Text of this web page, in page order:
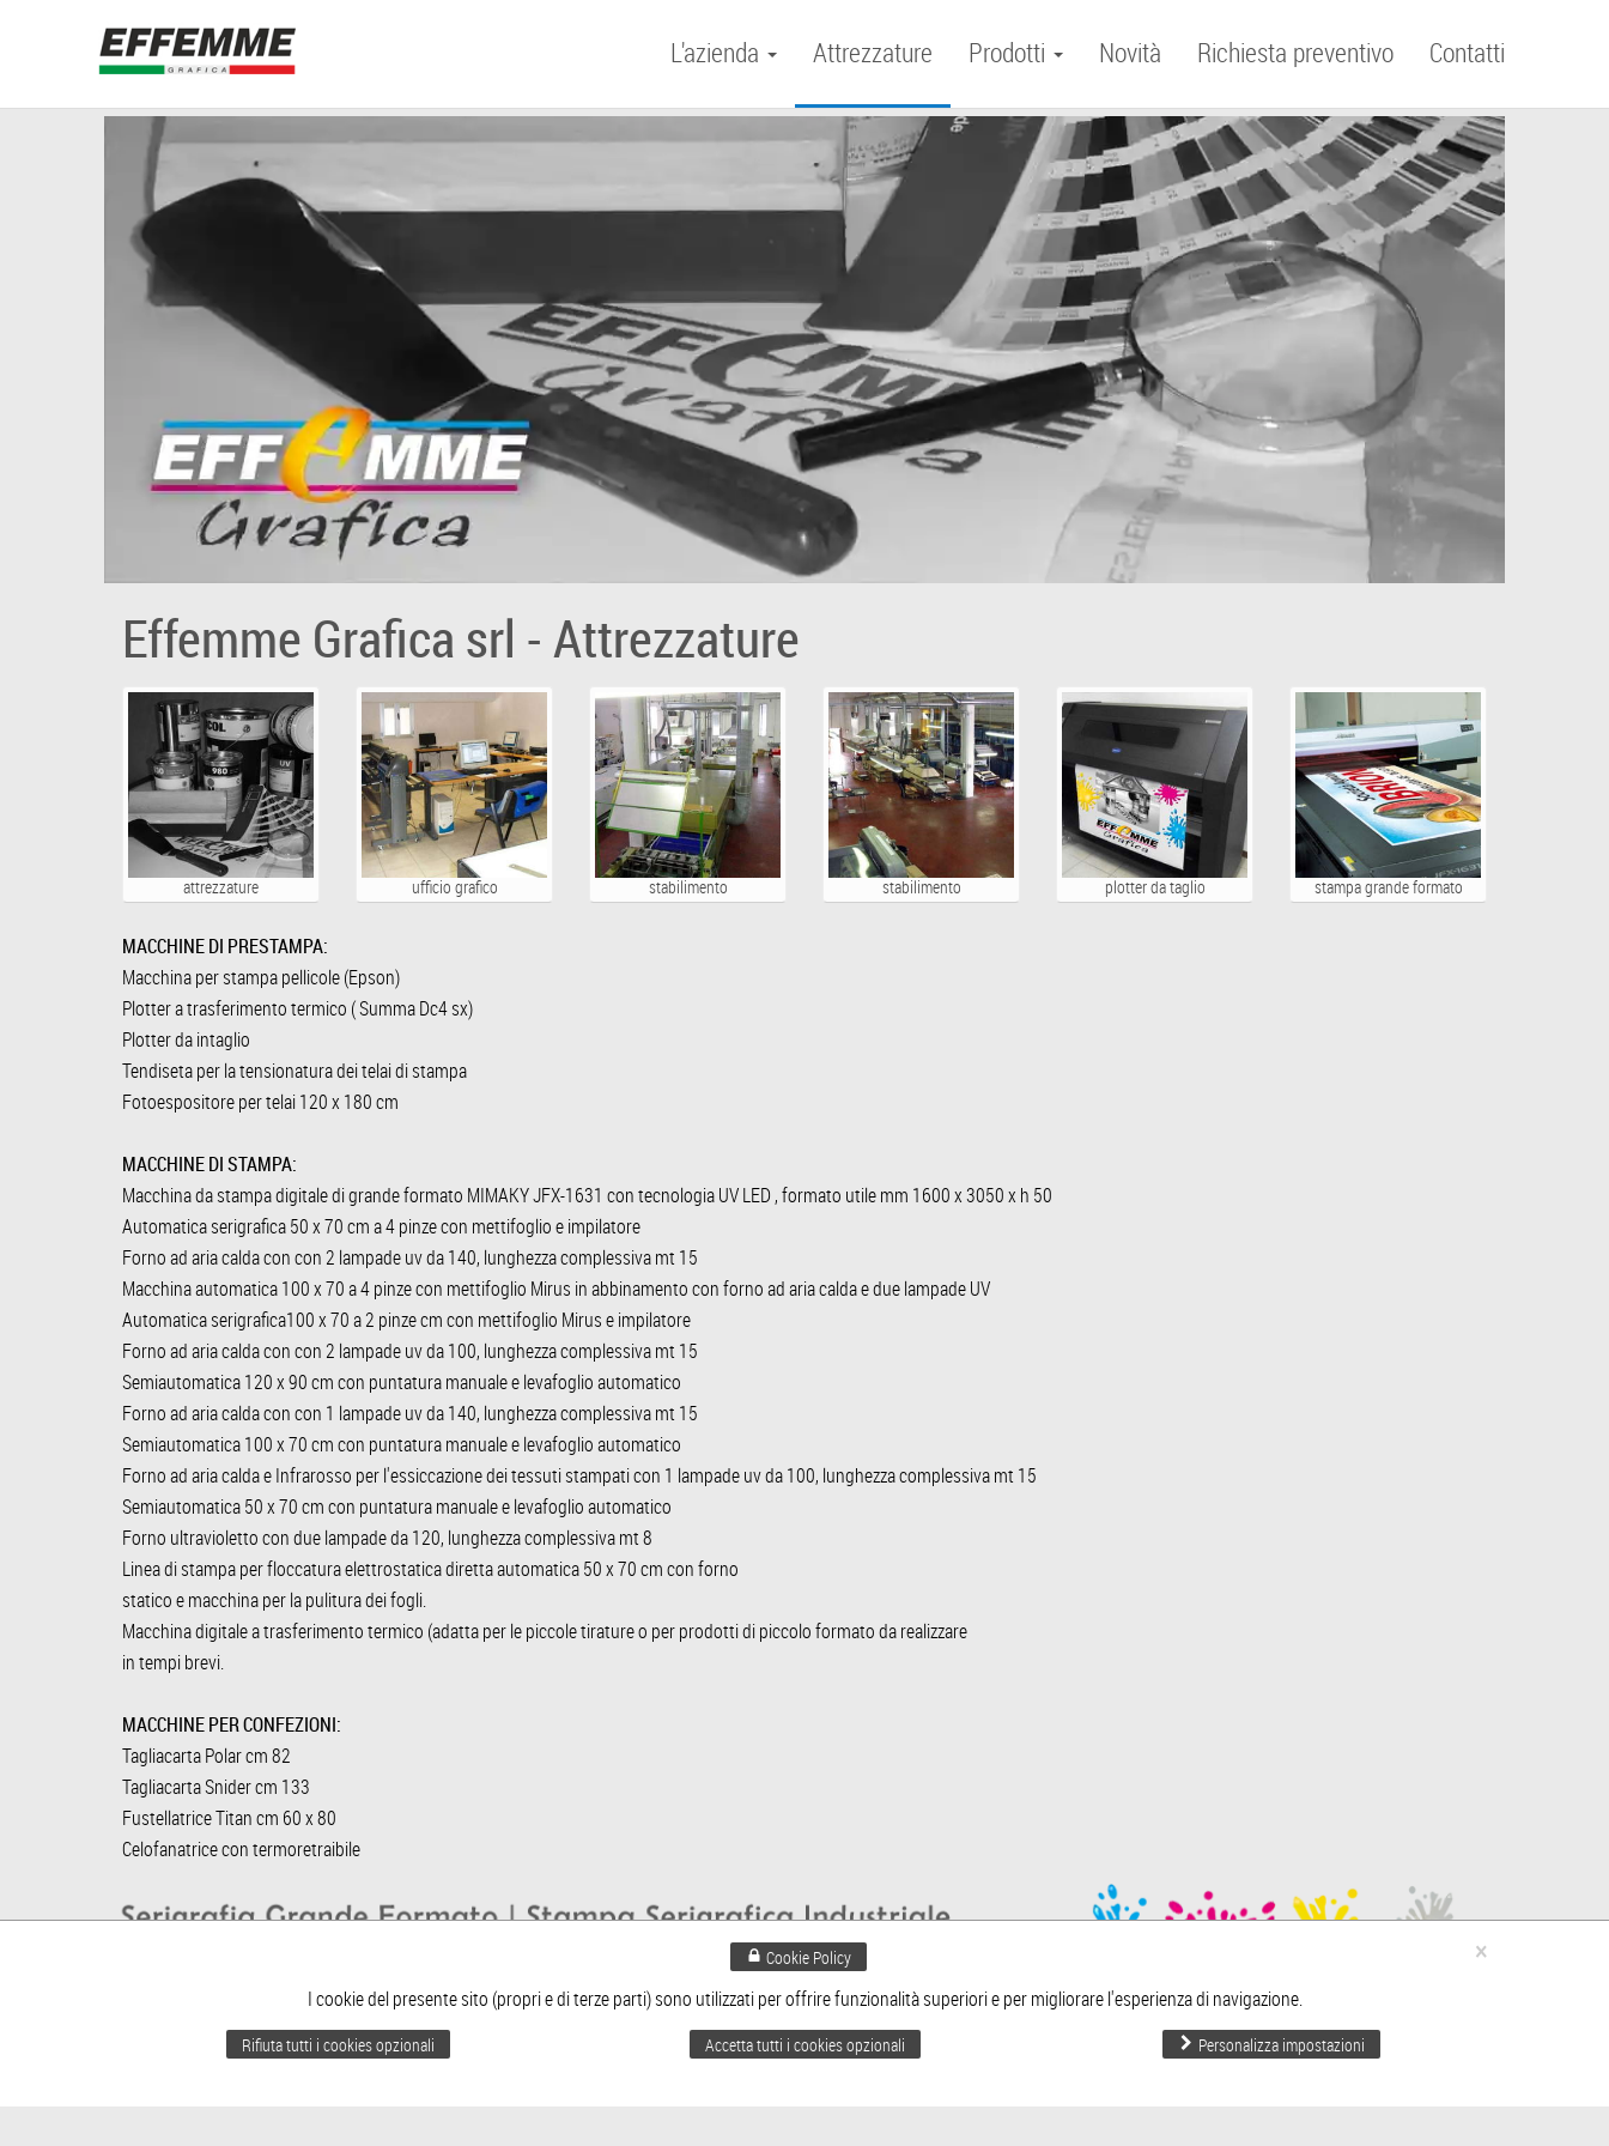
L'azienda Attrezzature Prodotti Novità Richiesta preventivo Contatti
Effemme Grafica srl - Attrezzature
attrezzature ufficio grafico stabilimento stabilimento plotter da taglio stampa grande formato
MACCHINE DI PRESTAMPA:
Macchina per stampa pellicole (Epson)
Plotter a trasferimento termico ( Summa Dc4 sx)
Plotter da intaglio
Tendiseta per la tensionatura dei telai di stampa
Fotoespositore per telai 120 x 180 cm
MACCHINE DI STAMPA:
Macchina da stampa digitale di grande formato MIMAKY JFX-1631 con tecnologia UV LED , formato utile mm 1600 x 3050 x h 50
Automatica serigrafica 50 x 70 cm a 4 pinze con mettifoglio e impilatore
Forno ad aria calda con con 2 lampade uv da 140, lunghezza complessiva mt 15
Macchina automatica 100 x 70 a 4 pinze con mettifoglio Mirus in abbinamento con forno ad aria calda e due lampade UV
Automatica serigrafica100 x 70 a 2 pinze cm con mettifoglio Mirus e impilatore
Forno ad aria calda con con 2 lampade uv da 100, lunghezza complessiva mt 15
Semiautomatica 120 x 90 cm con puntatura manuale e levafoglio automatico
Forno ad aria calda con con 1 lampade uv da 140, lunghezza complessiva mt 15
Semiautomatica 100 x 70 cm con puntatura manuale e levafoglio automatico
Forno ad aria calda e Infrarosso per l'essiccazione dei tessuti stampati con 1 lampade uv da 100, lunghezza complessiva mt 15
Semiautomatica 50 x 70 cm con puntatura manuale e levafoglio automatico
Forno ultravioletto con due lampade da 120, lunghezza complessiva mt 8
Linea di stampa per floccatura elettrostatica diretta automatica 50 x 70 cm con forno
statico e macchina per la pulitura dei fogli.
Macchina digitale a trasferimento termico (adatta per le piccole tirature o per prodotti di piccolo formato da realizzare
in tempi brevi.
MACCHINE PER CONFEZIONI:
Tagliacarta Polar cm 82
Tagliacarta Snider cm 133
Fustellatrice Titan cm 60 x 80
Celofanatrice con termoretraibile
©2026 EFFEMME GRAFICA srl Serigrafia - Via Labriola 36 - 42017 Novellara (Reggio Emilia) - tel. +39 0522 756639 - fax +39 0522 651397
Cap.Soc. euro 10.330,00 i.v. - R.E.A. di RE n.238010 - c.f./p.iva/n.iscr.reg.imp. di RE: 01953530357
Cookie Policy Privacy policy
Cookie Policy ×
I cookie del presente sito (propri e di terze parti) sono utilizzati per offrire funzionalità superiori e per migliorare l'esperienza di navigazione.
Rifiuta tutti i cookies opzionali Accetta tutti i cookies opzionali Personalizza impostazioni